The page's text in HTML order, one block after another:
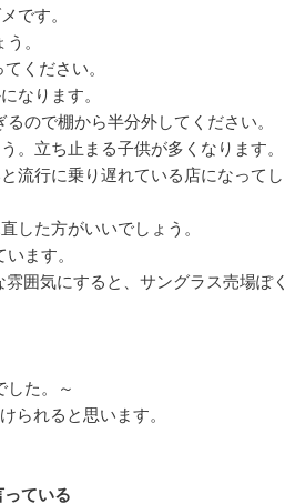
です。
。
ください。
なります。
ので棚から半分外してください。
。立ち止まる子供が多くなります。
流行に乗り遅れている店になってし
した方がいいでしょう。
ます。
囲気にすると、サングラス売場ぽく
た。～
られると思います。
ている